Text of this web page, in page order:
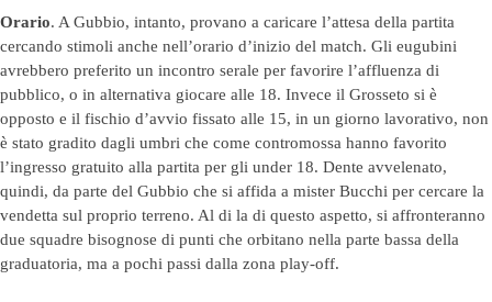
Orario. A Gubbio, intanto, provano a caricare l’attesa della partita
cercando stimoli anche nell’orario d’inizio del match. Gli eugubini
avrebbero preferito un incontro serale per favorire l’affluenza di
pubblico, o in alternativa giocare alle 18. Invece il Grosseto si è
opposto e il fischio d’avvio fissato alle 15, in un giorno lavorativo, non
è stato gradito dagli umbri che come contromossa hanno favorito
l’ingresso gratuito alla partita per gli under 18. Dente avvelenato,
quindi, da parte del Gubbio che si affida a mister Bucchi per cercare la
vendetta sul proprio terreno. Al di la di questo aspetto, si affronteranno
due squadre bisognose di punti che orbitano nella parte bassa della
graduatoria, ma a pochi passi dalla zona play-off.